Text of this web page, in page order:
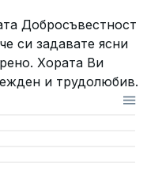
Добросъвестност
си задавате ясни
Хората Ви
и трудолюбив.